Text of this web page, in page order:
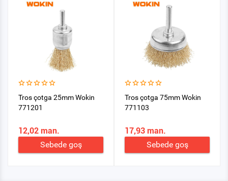
Tros çotga 25mm Wokin
771201
12,02 man.
Sebede goş
Tros çotga 75mm Wokin
771103
17,93 man.
Sebede goş